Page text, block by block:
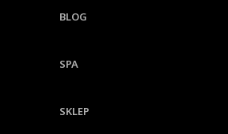
BLOG
SPA
SKLEP